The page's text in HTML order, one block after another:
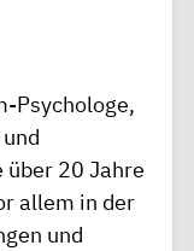
Psychologe,
20 Jahre
allem in der
und